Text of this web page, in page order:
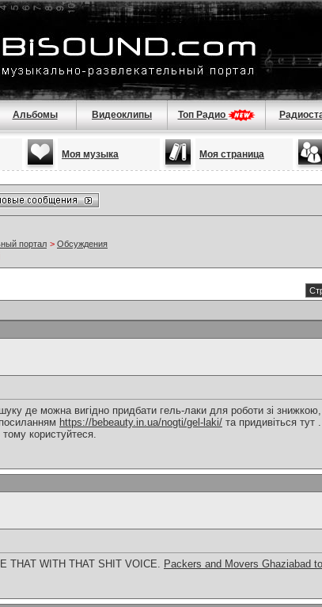
Альбомы Видеоклипы Топ Радио
Моя музыка Моя страница
портал > Обсуждения
де можна вигідно придбати гель-лаки для роботи зі
https://bebeauty.in.ua/nogti/gel-laki/ та придивіться
користуйтеся.
THAT WITH THAT SHIT VOICE. Packers and Movers Ghaziabad